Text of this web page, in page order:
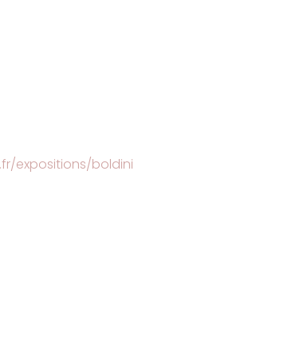
expositions/boldini